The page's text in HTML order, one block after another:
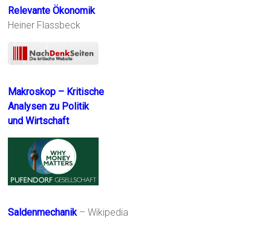
Relevante Ökonomik
Heiner Flassbeck
Makroskop – Kritische
Analysen zu Politik
und Wirtschaft
Saldenmechanik– Wikipedia